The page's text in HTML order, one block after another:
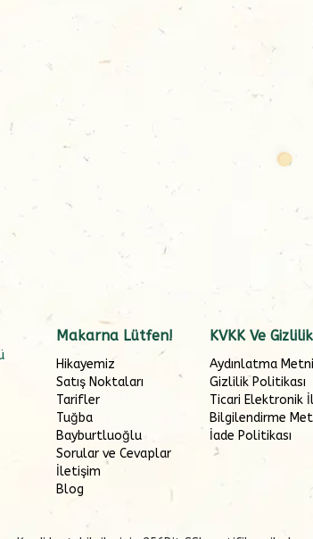
Makarna Lütfen!
Hikayemiz
Satış Noktaları
Tarifler
Tuğba
Bayburtluoğlu
Sorular ve Cevaplar
İletişim
Blog
KVKK Ve Gizlilik
Aydınlatma Metni
Gizlilik Politikası
Ticari Elektronik
Bilgilendirme
İade Politikası